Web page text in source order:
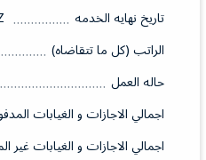
تاريخ نهايه الخدمه
الراتب (كل ما تتقاضاه)
حاله العمل
اجمالي الاجازات و الغيابات
اجمالي الاجازات و الغيابات غير